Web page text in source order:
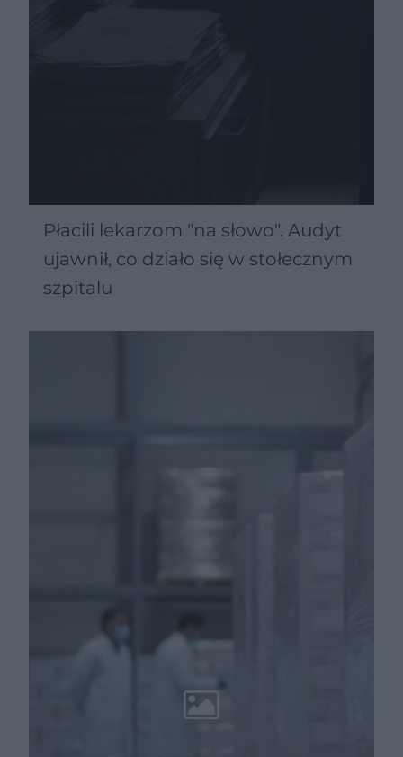
Płacili lekarzom "na słowo". Audyt
ujawnił, co działo się w stołecznym
szpitalu